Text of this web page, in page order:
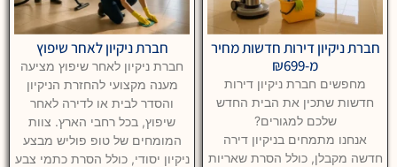
חברת ניקיון דירות חדשות מחיר
מ-₪699
מחפשים חברת ניקיון דירות
חדשות שתכין את הבית החדש
שלכם למגורים?
אנחנו מתמחים בניקיון דירה
חדשה מקבלן, כולל הסרת שאריות
חברת ניקיון לאחר שיפוץ
חברת ניקיון לאחר שיפוץ מציעה
מענה מקצועי להחזרת הניקיון
והסדר לבית או לדירה לאחר
שיפוץ, בכל רחבי הארץ. צוות
המומחים של טופ פוליש מבצע
ניקיון יסודי, כולל הסרת כתמי צבע